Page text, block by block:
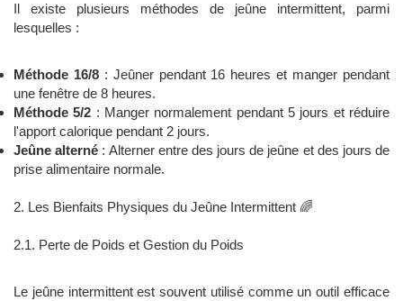
Il existe plusieurs méthodes de jeûne intermittent, parmi
lesquelles :
Méthode 16/8: Jeûner pendant 16 heures et manger pendant
une fenêtre de 8 heures.
Méthode 5/2 : Manger normalement pendant 5 jours et réduire
l'apport calorique pendant 2 jours.
Jeûne alterné : Alterner entre des jours de jeûne et des jours de
prise alimentaire normale.
2. Les Bienfaits Physiques du Jeûne Intermittent 🌈
2.1. Perte de Poids et Gestion du Poids
Le jeûne intermittent est souvent utilisé comme un outil efficace